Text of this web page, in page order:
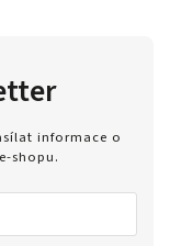
informace o
shopu.